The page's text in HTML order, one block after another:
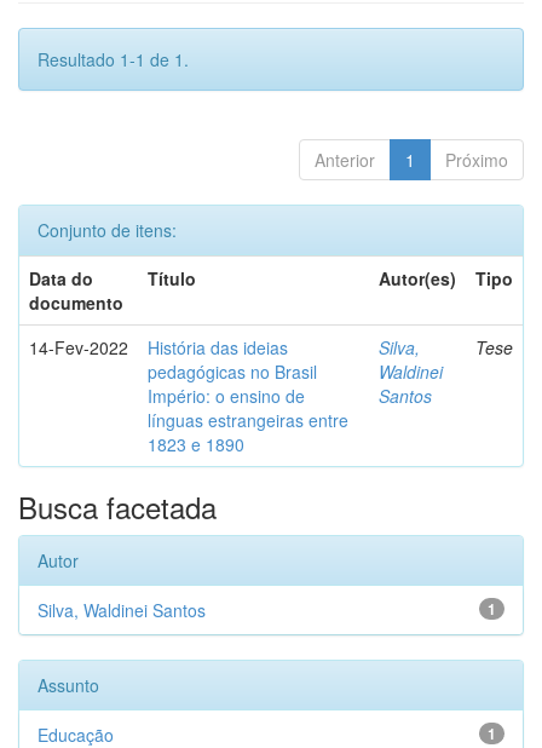
Resultado 1-1 de 1.
Anterior 1 Próximo
Conjunto de itens:
Data do
documento
Título Autor(es) Tipo
14-Fev-2022
História das ideias
pedagógicas no Brasil
Império: o ensino de
línguas estrangeiras entre
1823 e 1890
Silva,
Waldinei
Santos
Tese
Busca facetada
Autor
1
Silva, Waldinei Santos
Assunto
1
Educação